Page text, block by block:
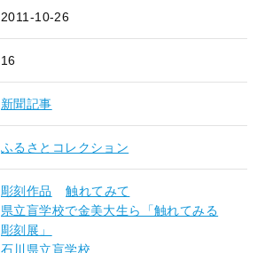
2011-10-26
16
新聞記事
ふるさとコレクション
彫刻作品
触れてみて
県立盲学校で金美大生ら「触れてみる
彫刻展」
石川県立盲学校